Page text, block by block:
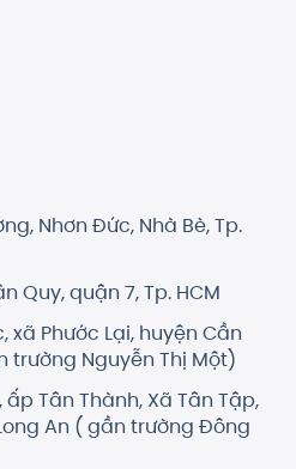
Nhơn Đức, Nhà Bè, Tp.
Quy, quận 7, Tp. HCM
xã Phước Lại, huyện Cần
trường Nguyễn Thị Một)
ấp Tân Thành, Xã Tân Tập,
An ( gần trường Đông